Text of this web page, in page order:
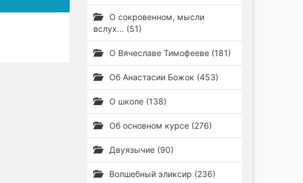
О сокровенном, мысли
вслух... (51)
О Вячеславе Тимофееве (181)
Об Анастасии Божок (453)
О школе (138)
Об основном курсе (276)
Двуязычие (90)
Волшебный эликсир (236)